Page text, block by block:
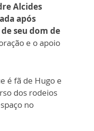
Alcides
após
seu dom de
e o apoio
é fã de Hugo e
dos rodeios
no